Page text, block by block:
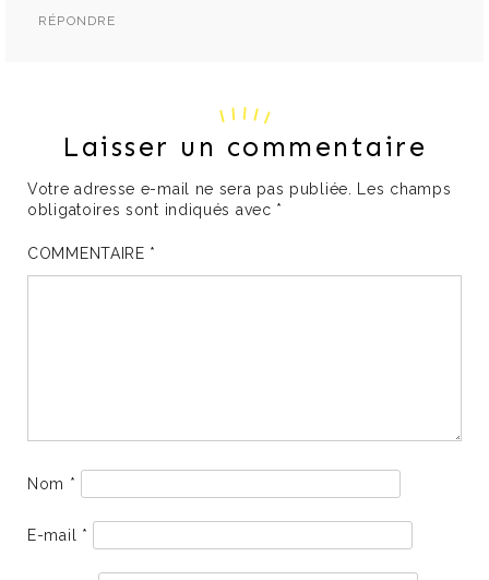
RÉPONDRE
Laisser un commentaire
Votre adresse e-mail ne sera pas publiée. Les champs
obligatoires sont indiqués avec *
COMMENTAIRE *
Nom *
E-mail *